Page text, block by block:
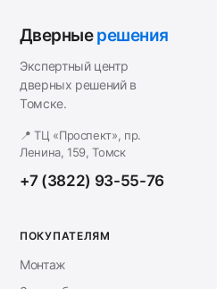
Дверныерешения
Экспертный центр
дверных решений в
Томске.
📍 ТЦ «Проспект», пр.
Ленина, 159, Томск
+7 (3822) 93-55-76
ПОКУПАТЕЛЯМ
Монтаж